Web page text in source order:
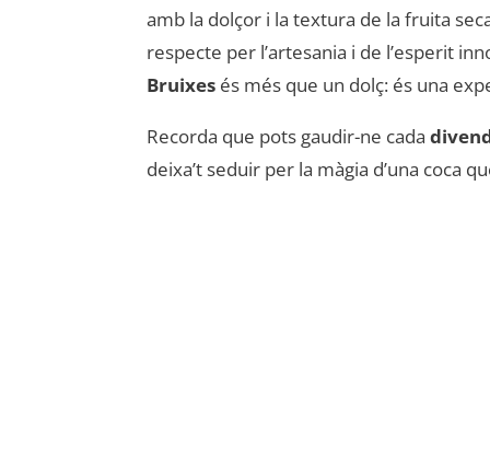
amb la dolçor i la textura de la fruita
respecte per l’artesania i de l’esperit
Bruixes és més que un dolç: és una
Recorda que pots gaudir-ne cada
deixa’t seduir per la màgia d’una coca